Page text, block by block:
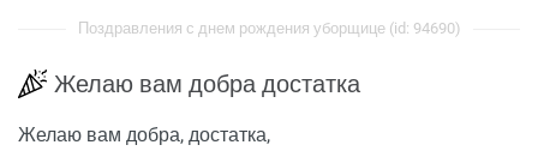
Поздравления с днем рождения уборщице (id: 94690)
Желаю вам добра достатка
Желаю вам добра, достатка,